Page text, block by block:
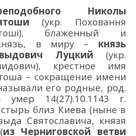
Николы
(укр. Поховання
), блаженный и
, в миру – князь
Луцкий (укр.
), крестное имя
– сокращение имени
его родные, род.
умер 14(27).10.1143 г.
ь близ Киева (ныне в
Святославича, князя
(из Черниговской ветви